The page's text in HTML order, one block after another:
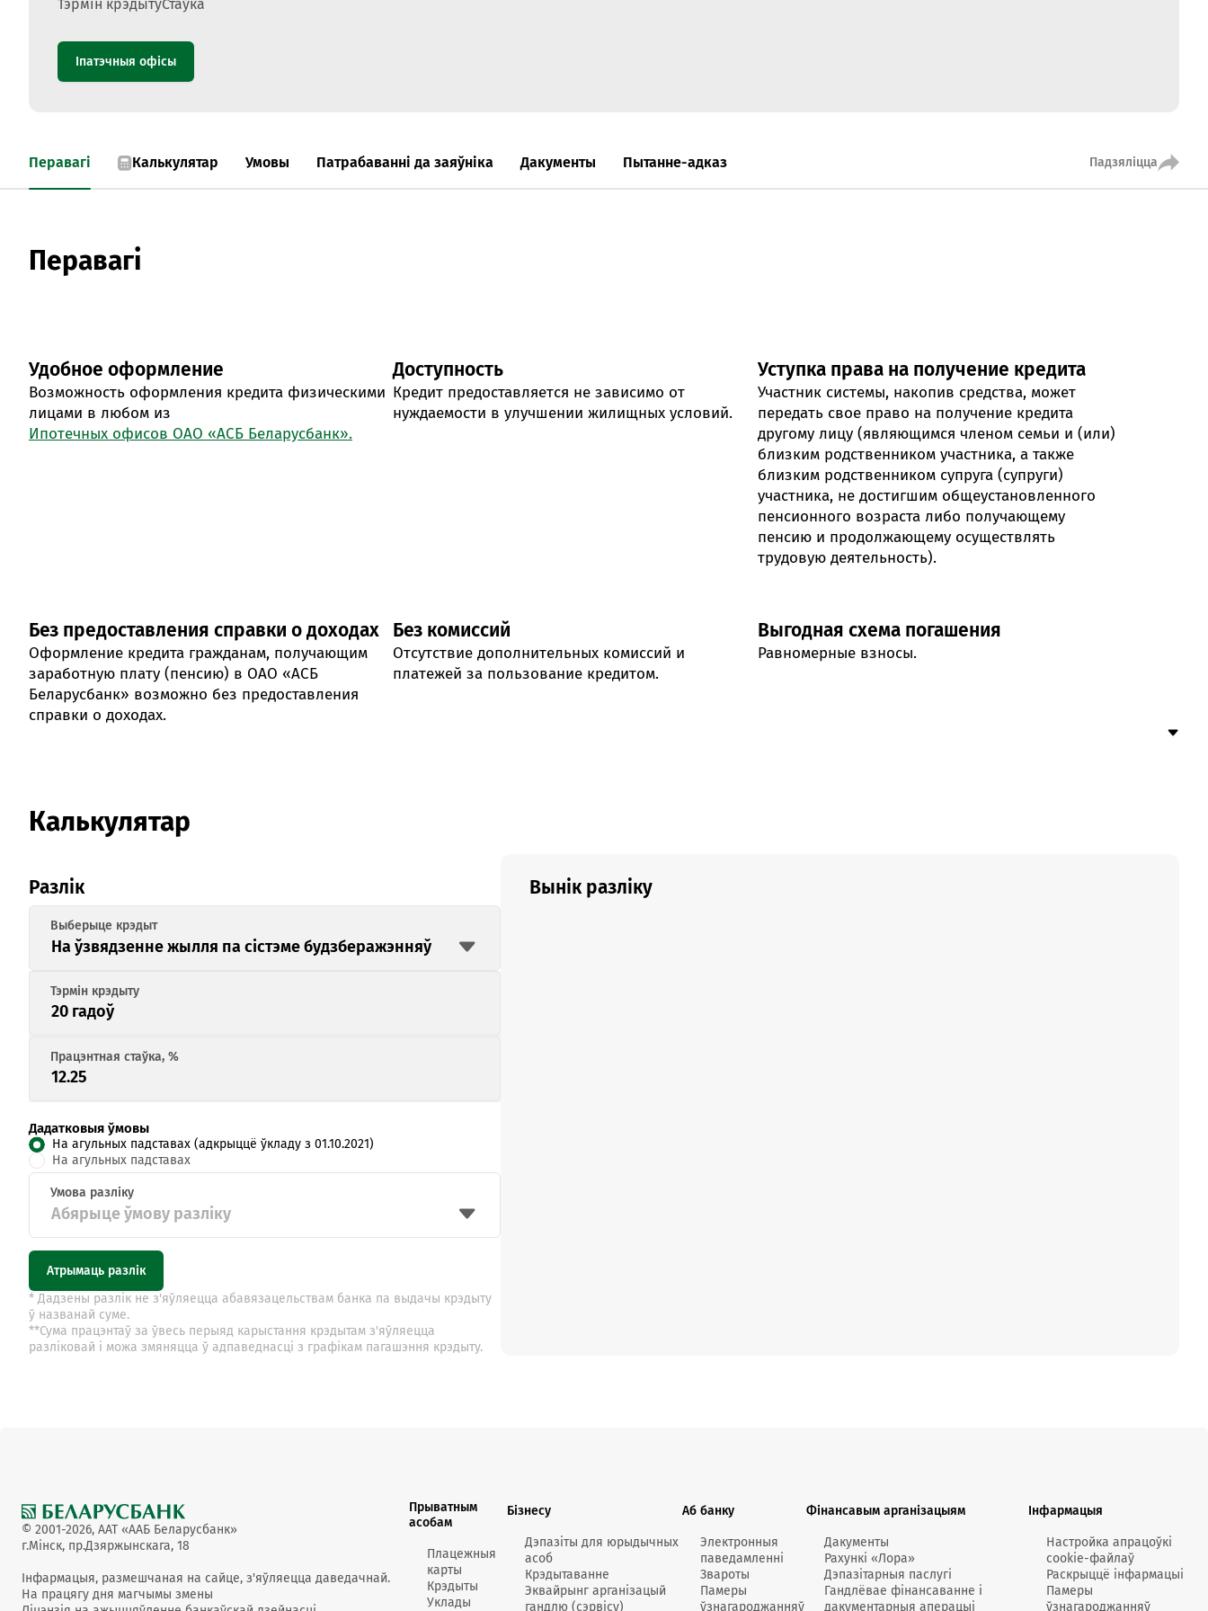
Кантакты
Тэрмін крэдытуСтаўка
Іпатэчныя офісы
Перавагі Калькулятар Умовы Патрабаванні да заяўніка Дакументы Пытанне-адказ Падзяліцца
Перавагі
Удобное оформление
Возможность оформления кредита физическими
лицами в любом из
Ипотечных офисов ОАО «АСБ Беларусбанк».
Доступность
Кредит предоставляется не зависимо от
нуждаемости в улучшении жилищных условий.
Уступка права на получение кредита
Участник системы, накопив средства, может
передать свое право на получение кредита
другому лицу (являющимся членом семьи и (или)
близким родственником участника, а также
близким родственником супруга (супруги)
участника, не достигшим общеустановленного
пенсионного возраста либо получающему
пенсию и продолжающему осуществлять
трудовую деятельность).
Без предоставления справки о доходах
Оформление кредита гражданам, получающим
заработную плату (пенсию) в ОАО «АСБ
Беларусбанк» возможно без предоставления
справки о доходах.
Без комиссий
Отсутствие дополнительных комиссий и
платежей за пользование кредитом.
Выгодная схема погашения
Равномерные взносы.
Калькулятар
Разлік
На ўзвядзенне жылля па сістэме будзберажэнняў
Дадатковыя ўмовы
На агульных падставах (адкрыццё ўкладу з 01.10.2021)
На агульных падставах
Абярыце ўмову разліку
Атрымаць разлік
* Дадзены разлік не з'яўляецца абавязацельствам банка па выдачы крэдыту
ў названай суме.
**Сума працэнтаў за ўвесь перыяд карыстання крэдытам з'яўляецца
разліковай і можа змяняцца ў адпаведнасці з графікам пагашэння крэдыту.
Вынік разліку
© 2001-2026, ААТ «ААБ Беларусбанк»
г.Мінск, пр.Дзяржынскага, 18
Інфармацыя, размешчаная на сайце, з'яўляецца даведачнай.
На працягу дня магчымы змены
Прыватным
асобам
Плацежныя
карты
Крэдыты
Уклады
Бізнесу
Дэпазіты для юрыдычных
асоб
Крэдытаванне
Эквайрынг арганізацый
гандлю (сэрвісу)
Аб банку
Электронныя
паведамленні
Звароты
Памеры
ўзнагароджанняў
Фінансавым арганізацыям
Дакументы
Рахункі «Лора»
Дэпазітарныя паслугі
Гандлёвае фінансаванне і
дакументарныя аперацыі
Інфармацыя
Настройка апрацоўкі
cookie-файлаў
Раскрыццё інфармацыі
Памеры
ўзнагароджанняў